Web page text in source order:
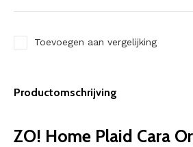
Toevoegen aan vergelijking
Productomschrijving
ZO! Home Plaid Cara